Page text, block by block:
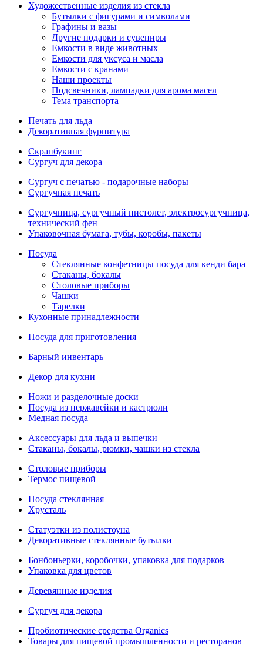
Художественные изделия из стекла
Бутылки с фигурами и символами
Графины и вазы
Другие подарки и сувениры
Емкости в виде животных
Емкости для уксуса и масла
Емкости с кранами
Наши проекты
Подсвечники, лампадки для арома масел
Тема транспорта
Печать для льда
Декоративная фурнитура
Скрапбукинг
Сургуч для декора
Сургуч с печатью - подарочные наборы
Сургучная печать
Сургучница, сургучный пистолет, электросургучница,
технический фен
Упаковочная бумага, тубы, коробы, пакеты
Посуда
Стеклянные конфетницы посуда для кенди бара
Стаканы, бокалы
Столовые приборы
Чашки
Тарелки
Кухонные принадлежности
Посуда для приготовления
Барный инвентарь
Декор для кухни
Ножи и разделочные доски
Посуда из нержавейки и кастрюли
Медная посуда
Аксессуары для льда и выпечки
Стаканы, бокалы, рюмки, чашки из стекла
Столовые приборы
Термос пищевой
Посуда стеклянная
Хрусталь
Статуэтки из полистоуна
Декоративные стеклянные бутылки
Бонбоньерки, коробочки, упаковка для подарков
Упаковка для цветов
Деревянные изделия
Сургуч для декора
Пробиотические средства Organics
Товары для пищевой промышленности и ресторанов